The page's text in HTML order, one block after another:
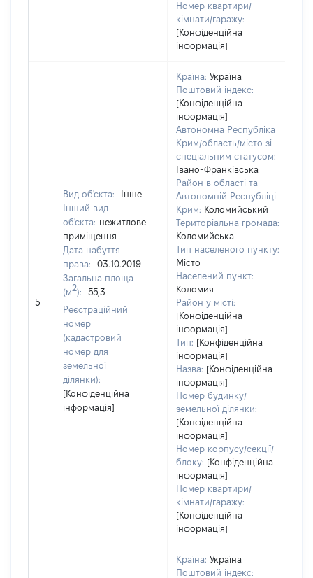
Номер квартири/
кімнати/гаражу:
[Конфіденційна
інформація]
5
Вид об'єкта:
Інше
Інший вид
об'єкта: нежитлове
приміщення
Дата набуття
права:
03.10.2019
Загальна площа
(м2):
55,3
Реєстраційний
номер
(кадастровий
номер для
земельної
ділянки):
[Конфіденційна
інформація]
Країна: Україна
Поштовий індекс:
[Конфіденційна
інформація]
Автономна Республіка
Крим/область/місто зі
спеціальним статусом:
Івано-Франківська
Район в області та
Автономній Республіці
Крим: Коломийський
Територіальна громада:
Коломийська
Тип населеного пункту:
Місто
Населений пункт:
Коломия
Район у місті:
[Конфіденційна
інформація]
Тип: [Конфіденційна
інформація]
Назва: [Конфіденційна
інформація]
Номер будинку/
земельної ділянки:
[Конфіденційна
інформація]
Номер корпусу/секції/
блоку: [Конфіденційна
інформація]
Номер квартири/
кімнати/гаражу:
[Конфіденційна
інформація]
Країна: Україна
Поштовий індекс: